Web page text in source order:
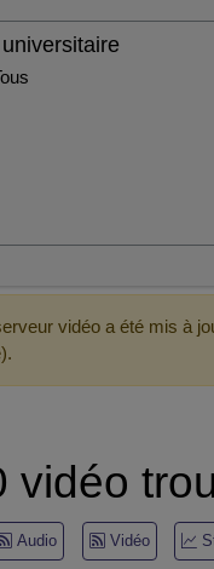
vidéo a été mis à
vidéo
Audio Vidéo